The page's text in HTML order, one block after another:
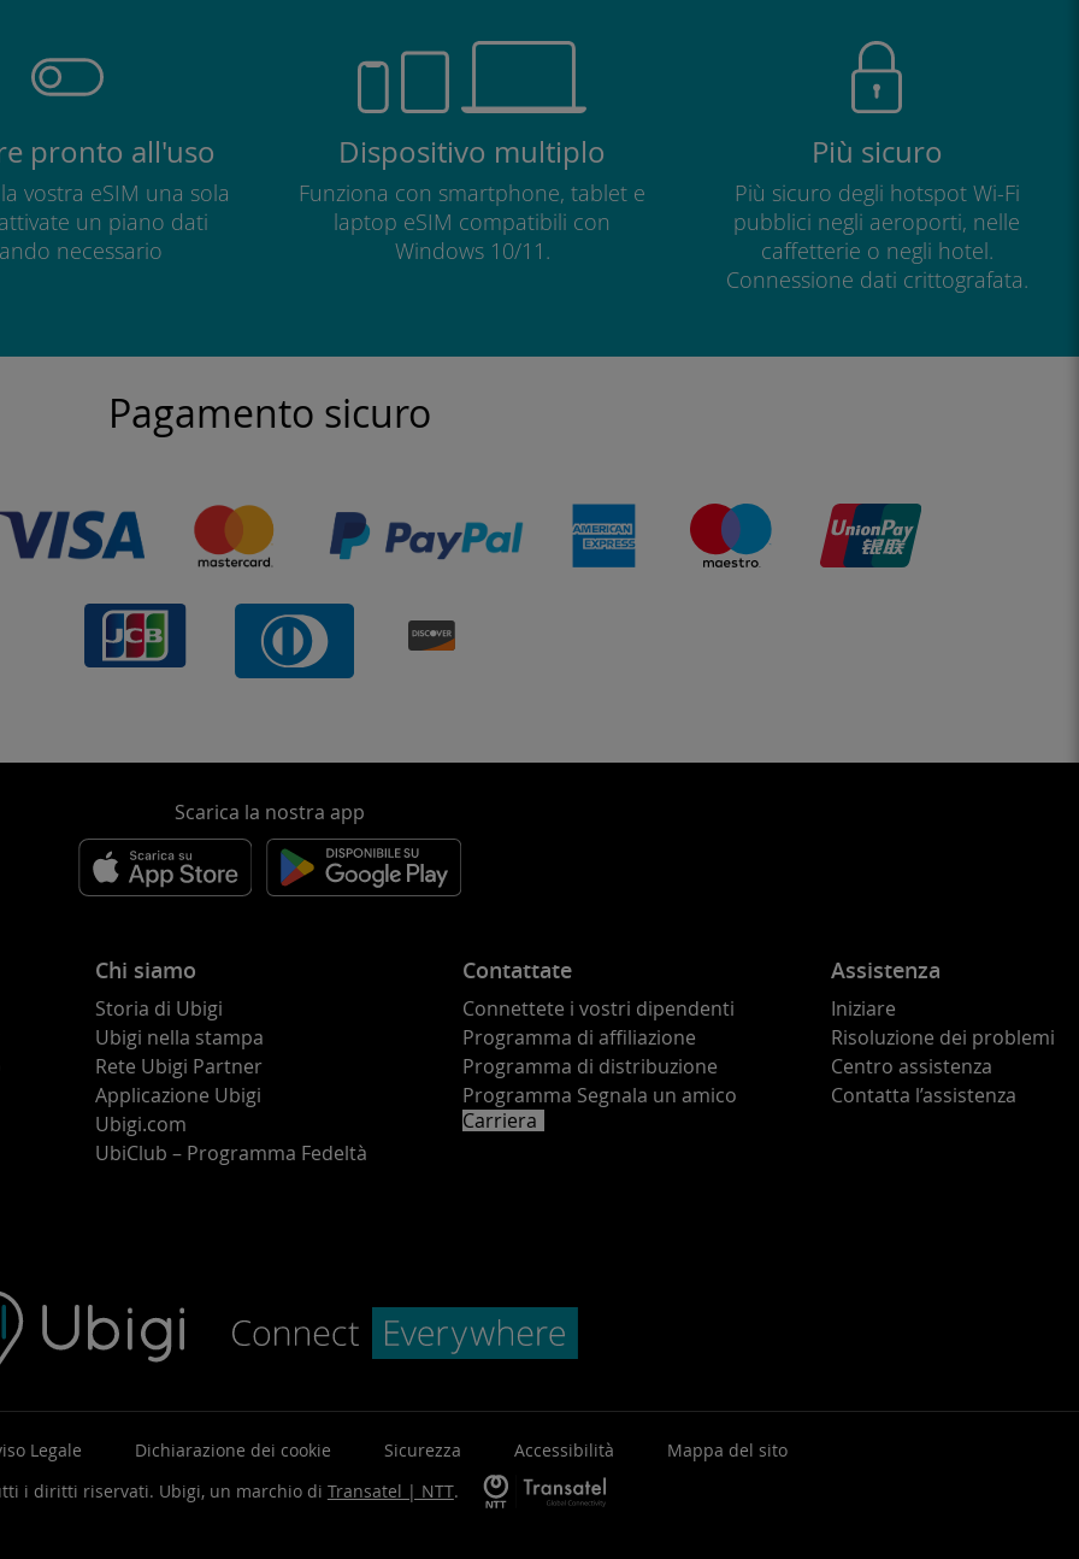
pronto all'uso
vostra eSIM una sola
un piano dati
necessario
Dispositivo multiplo
Funziona con smartphone, tablet e
laptop eSIM compatibili con
Windows 10/11.
Più sicuro
Più sicuro degli hotspot Wi-Fi
pubblici negli aeroporti, nelle
caffetterie o negli hotel.
Connessione dati crittografata.
Pagamento sicuro
Scarica la nostra app
Chi siamo
Storia di Ubigi
Ubigi nella stampa
Rete Ubigi Partner
Applicazione Ubigi
Ubigi.com
UbiClub – Programma Fedeltà
Contattate
Connettete i vostri dipendenti
Programma di affiliazione
Programma di distribuzione
Programma Segnala un amico
Carriera
Assistenza
Iniziare
Risoluzione dei problemi
Centro assistenza
Contatta l’assistenza
Legale Dichiarazione dei cookie Sicurezza Accessibilità
Mappa del sito
i diritti riservati. Ubigi, un marchio di Transatel | NTT.